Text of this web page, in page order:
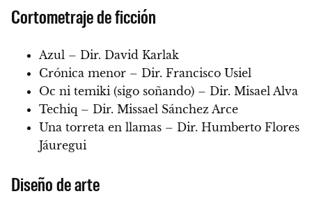
Cortometraje de ficción
Azul – Dir. David Karlak
Crónica menor – Dir. Francisco Usiel
Oc ni temiki (sigo soñando) – Dir. Misael Alva
Techiq – Dir. Missael Sánchez Arce
Una torreta en llamas – Dir. Humberto Flores
Jáuregui
Diseño de arte